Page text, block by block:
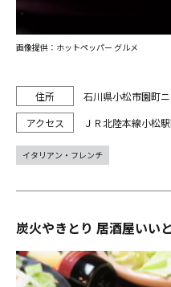
石川県小松市園町ニ
ＪＲ北陸本線小松
画像提供：ホットペッパー グルメ
イタリアン・フレンチ
炭火やきとり 居酒屋いい